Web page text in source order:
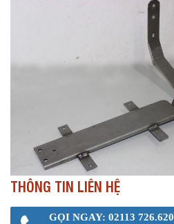
THÔNG TIN LIÊN HỆ
GỌI NGAY: 02113 726.620